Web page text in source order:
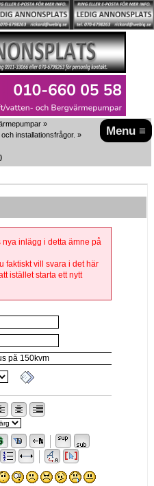
Menu ≡
»
installationsfrågor. »
)
inlägg i detta ämne på
faktiskt vill svara i det här
istället starta ett nytt